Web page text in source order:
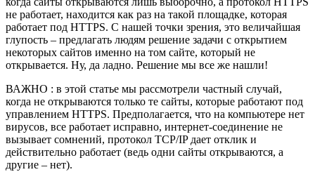
не работает, находится как раз на такой площадке, которая
работает под HTTPS. С нашей точки зрения, это величайшая
глупость – предлагать людям решение задачи с открытием
некоторых сайтов именно на том сайте, который не
открывается. Ну, да ладно. Решение мы все же нашли!
ВАЖНО : в этой статье мы рассмотрели частный случай,
когда не открываются только те сайты, которые работают под
управлением HTTPS. Предполагается, что на компьютере нет
вирусов, все работает исправно, интернет-соединение не
вызывает сомнений, протокол TCP/IP дает отклик и
действительно работает (ведь одни сайты открываются, а
другие – нет).